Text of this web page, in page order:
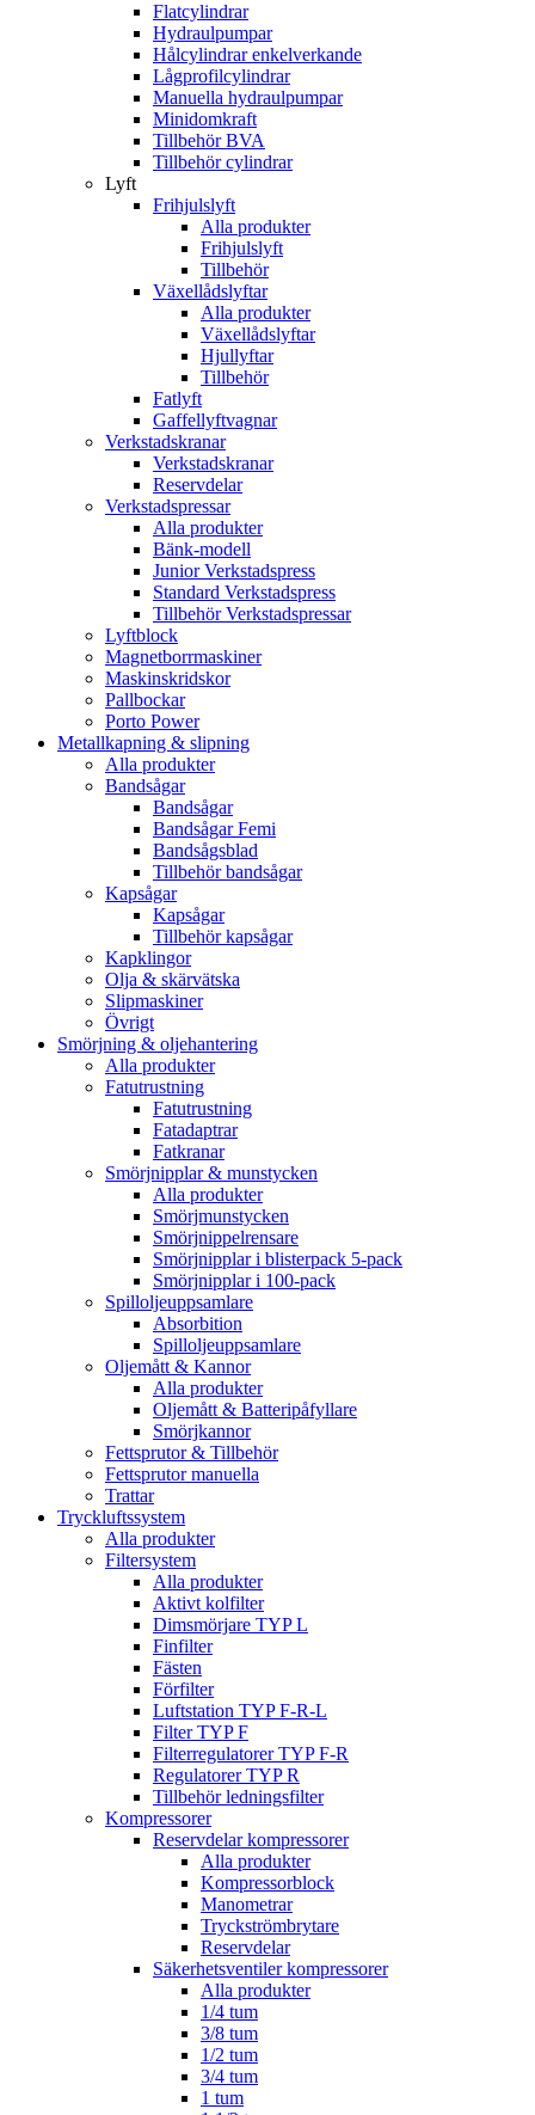
Flatcylindrar
Hydraulpumpar
Hålcylindrar enkelverkande
Lågprofilcylindrar
Manuella hydraulpumpar
Minidomkraft
Tillbehör BVA
Tillbehör cylindrar
Lyft
Frihjulslyft
Alla produkter
Frihjulslyft
Tillbehör
Växellådslyftar
Alla produkter
Växellådslyftar
Hjullyftar
Tillbehör
Fatlyft
Gaffellyftvagnar
Verkstadskranar
Verkstadskranar
Reservdelar
Verkstadspressar
Alla produkter
Bänk-modell
Junior Verkstadspress
Standard Verkstadspress
Tillbehör Verkstadspressar
Lyftblock
Magnetborrmaskiner
Maskinskridskor
Pallbockar
Porto Power
Metallkapning & slipning
Alla produkter
Bandsågar
Bandsågar
Bandsågar Femi
Bandsågsblad
Tillbehör bandsågar
Kapsågar
Kapsågar
Tillbehör kapsågar
Kapklingor
Olja & skärvätska
Slipmaskiner
Övrigt
Smörjning & oljehantering
Alla produkter
Fatutrustning
Fatutrustning
Fatadaptrar
Fatkranar
Smörjnipplar & munstycken
Alla produkter
Smörjmunstycken
Smörjnippelrensare
Smörjnipplar i blisterpack 5-pack
Smörjnipplar i 100-pack
Spilloljeuppsamlare
Absorbition
Spilloljeuppsamlare
Oljemått & Kannor
Alla produkter
Oljemått & Batteripåfyllare
Smörjkannor
Fettsprutor & Tillbehör
Fettsprutor manuella
Trattar
Tryckluftssystem
Alla produkter
Filtersystem
Alla produkter
Aktivt kolfilter
Dimsmörjare TYP L
Finfilter
Fästen
Förfilter
Luftstation TYP F-R-L
Filter TYP F
Filterregulatorer TYP F-R
Regulatorer TYP R
Tillbehör ledningsfilter
Kompressorer
Reservdelar kompressorer
Alla produkter
Kompressorblock
Manometrar
Tryckströmbrytare
Reservdelar
Säkerhetsventiler kompressorer
Alla produkter
1/4 tum
3/8 tum
1/2 tum
3/4 tum
1 tum